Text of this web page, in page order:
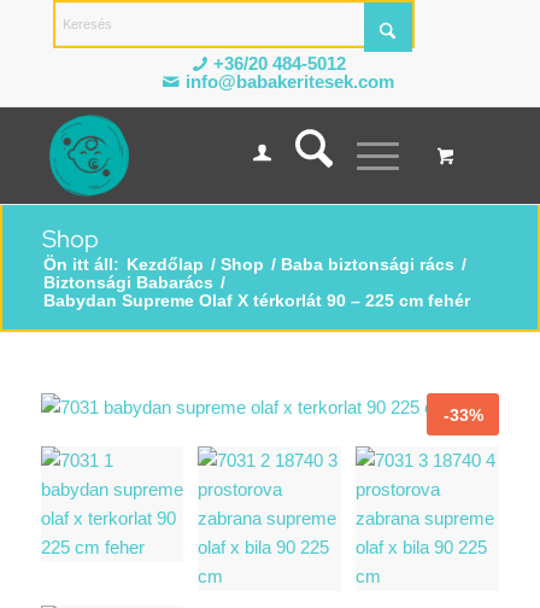
+36/20 484-5012
info@babakeritesek.com
Shop
Ön itt áll: Kezdőlap / Shop / Baba biztonsági rács /
Biztonsági Babarács /
Babydan Supreme Olaf X térkorlát 90 – 225 cm fehér
-33%